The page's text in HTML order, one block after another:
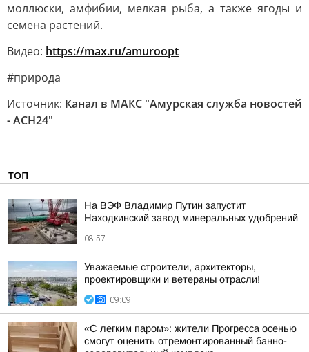
моллюски, амфибии, мелкая рыба, а также ягоды и
семена растений.
Видео: https://max.ru/amuroopt
#природа
Источник: Канал в МАКС "Амурская служба новостей
- АСН24"
ТОП
На ВЭФ Владимир Путин запустит
Находкинский завод минеральных удобрений
08:57
Уважаемые строители, архитекторы,
проектировщики и ветераны отрасли!
09:09
«С легким паром»: жители Прогресса осенью
смогут оценить отремонтированный банно-